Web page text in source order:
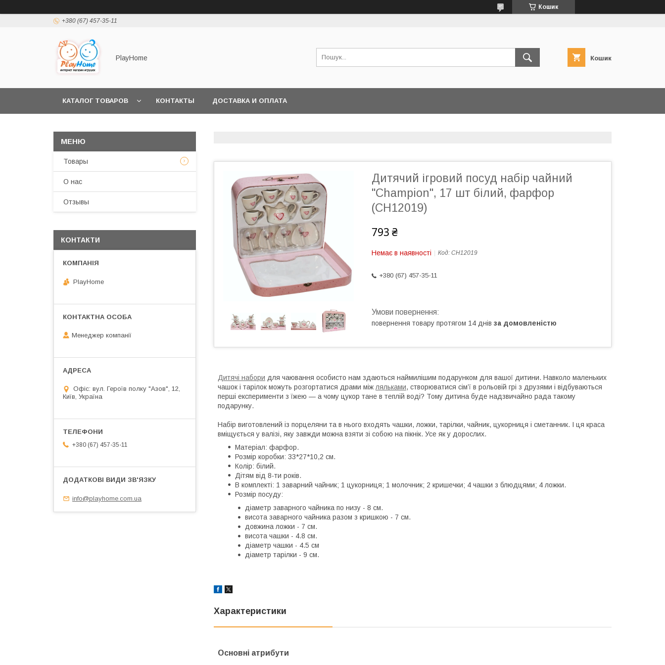
Кошик
+380 (67) 457-35-11
PlayHome Кошик
КАТАЛОГ ТОВАРОВ КОНТАКТЫ ДОСТАВКА И ОПЛАТА
Дитячий ігровий посуд набір чайний
"Champion", 17 шт білий, фарфор
(CH12019)
793 ₴
Немає в наявності Код: CH12019
+380 (67) 457-35-11
повернення товару протягом 14 днів за домовленістю
Дитячі набори для чаювання особисто нам здаються наймилішим подарунком для вашої дитини. Навколо маленьких
чашок і тарілок можуть розгортатися драми між ляльками, створюватися сім’ї в рольовій грі з друзями і відбуваються
перші експерименти з їжею — а чому цукор тане в теплій воді? Тому дитина буде надзвичайно рада такому
подарунку.
Набір виготовлений із порцеляни та в нього входять чашки, ложки, тарілки, чайник, цукорниця і сметанник. І ця краса
вміщується у валізі, яку завжди можна взяти зі собою на пікнік. Усе як у дорослих.
Матеріал: фарфор.
Розмір коробки: 33*27*10,2 см.
Колір: білий.
Дітям від 8-ти років.
В комплекті: 1 заварний чайник; 1 цукорниця; 1 молочник; 2 кришечки; 4 чашки з блюдцями; 4 ложки.
Розмір посуду:
діаметр заварного чайника по низу - 8 см.
висота заварного чайника разом з кришкою - 7 см.
довжина ложки - 7 см.
висота чашки - 4.8 см.
діаметр чашки - 4.5 см
діаметр тарілки - 9 см.
Характеристики
Основні атрибути
Товары
О нас
Отзывы
КОНТАКТИ
PlayHome
Менеджер компанії
Офіс: вул. Героїв полку "Азов", 12,
Київ, Україна
+380 (67) 457-35-11
info@playhome.com.ua